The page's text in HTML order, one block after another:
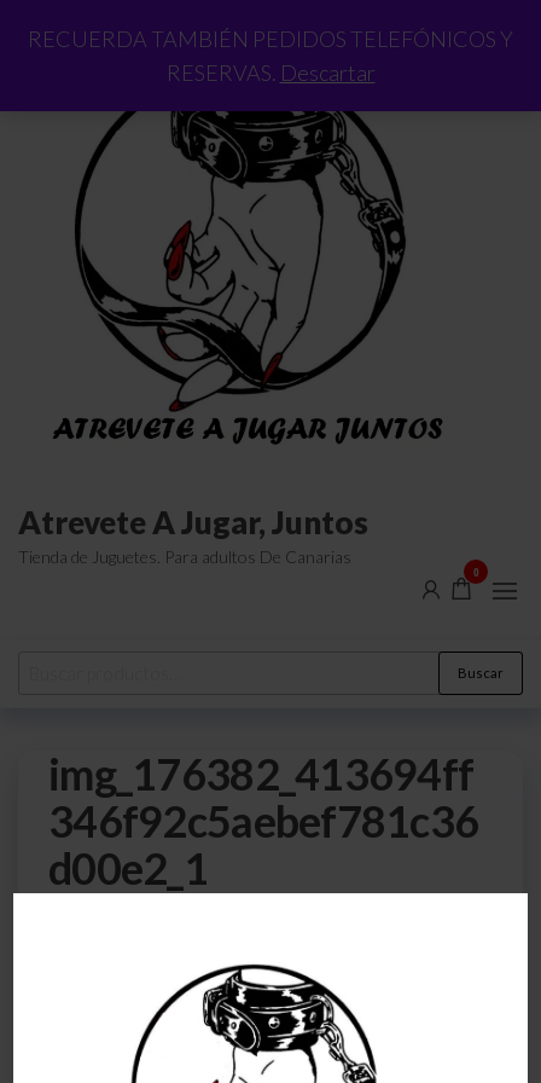
RECUERDA TAMBIÉN PEDIDOS TELEFÓNICOS Y
RESERVAS. Descartar
Atrevete A Jugar, Juntos
Tienda de Juguetes. Para adultos De Canarias
0
Buscar
img_176382_413694ff
346f92c5aebef781c36
d00e2_1